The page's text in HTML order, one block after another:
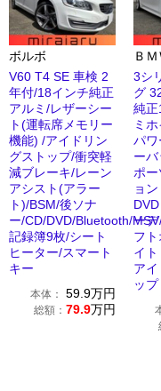
ボルボ
V60 T4 SE 車検 2
年付/18インチ純正
アルミ/レザーシー
ト(運転席メモリー
機能) /アイドリン
グストップ/衝突軽
減ブレーキ/レーン
アシスト(アラー
ト)/BSM/後ソナ
ー/CD/DVD/Bluetooth/
記録簿9枚/シート
ヒーター/スマート
キー
本体： 59.9万円
総額： 79.9万円
ＢＭ
3シ
グ
純
ミ
パワ
ー
ポ
ョ
ーデ
フ
イト
アイ
ップ